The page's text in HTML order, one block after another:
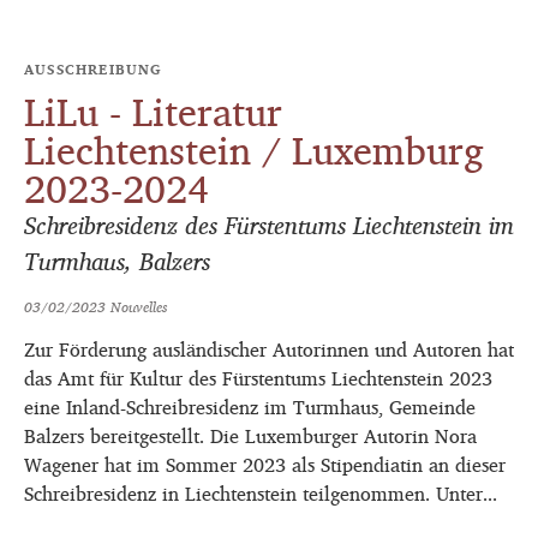
AUSSCHREIBUNG
LiLu - Literatur
Liechtenstein / Luxemburg
2023-2024
Schreibresidenz des Fürstentums Liechtenstein im
Turmhaus, Balzers
03/02/2023Nouvelles
Zur Förderung ausländischer Autorinnen und Autoren hat
das Amt für Kultur des Fürstentums Liechtenstein 2023
eine Inland-Schreibresidenz im Turmhaus, Gemeinde
Balzers bereitgestellt. Die Luxemburger Autorin Nora
Wagener hat im Sommer 2023 als Stipendiatin an dieser
Schreibresidenz in Liechtenstein teilgenommen. Unter...